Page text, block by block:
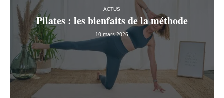
ACTUS
Pilates : les bienfaits de la méthode
10 mars 2026